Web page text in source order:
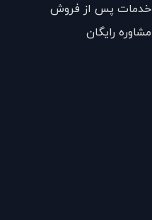
خدمات پس از فروش
مشاوره رایگان